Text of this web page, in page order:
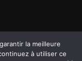
la meilleure
à utiliser ce